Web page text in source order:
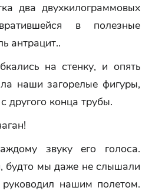
два двухкилограммовых
в полезные
антрацит..
на стенку, и опять
наши загорелые фигуры,
другого конца трубы.
звуку его голоса.
будто мы даже не слышали
нашим полетом.